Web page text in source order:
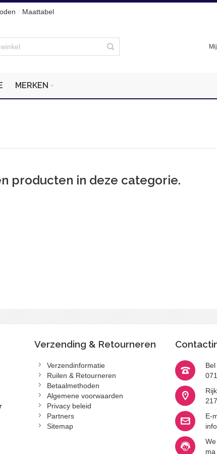
Maattabel
MERKEN
producten in deze categorie.
Verzending & Retourneren
Verzendinformatie
Ruilen & Retourneren
Betaalmethoden
Algemene voorwaarden
Privacy beleid
Partners
Sitemap
E-